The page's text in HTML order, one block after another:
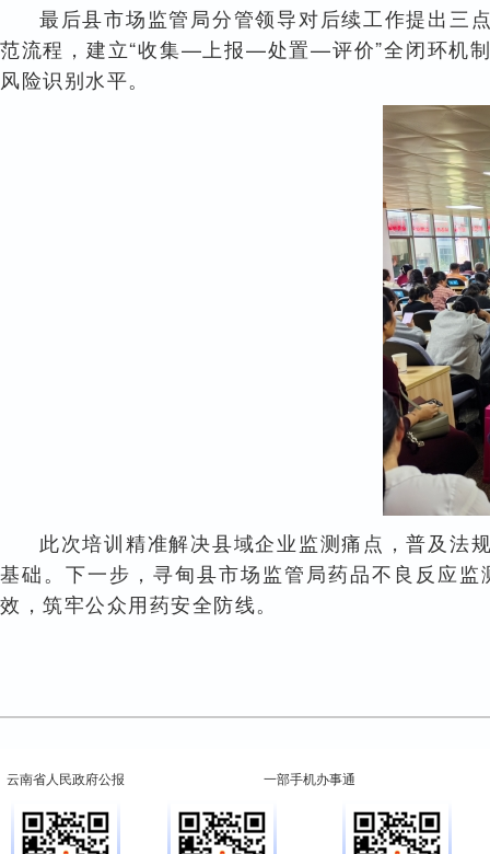
最后县市场监管局分管领导对后续工作提出三
范流程，建立“收集—上报—处置—评价”全闭环机
风险识别水平。
此次培训精准解决县域企业监测痛点，普及法
基础。下一步，寻甸县市场监管局药品不良反应
效，筑牢公众用药安全防线。
云南省人民政府公报 一部手机办事通